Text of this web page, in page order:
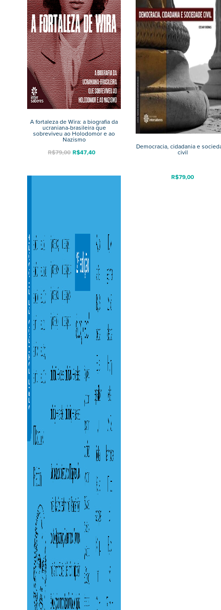
Democracia, cidadania e
civil
R$79,00
A fortaleza de Wira: a biografia da
ucraniana-brasileira que
sobreviveu ao Holodomor e ao
Nazismo
R$79,00 R$47,40